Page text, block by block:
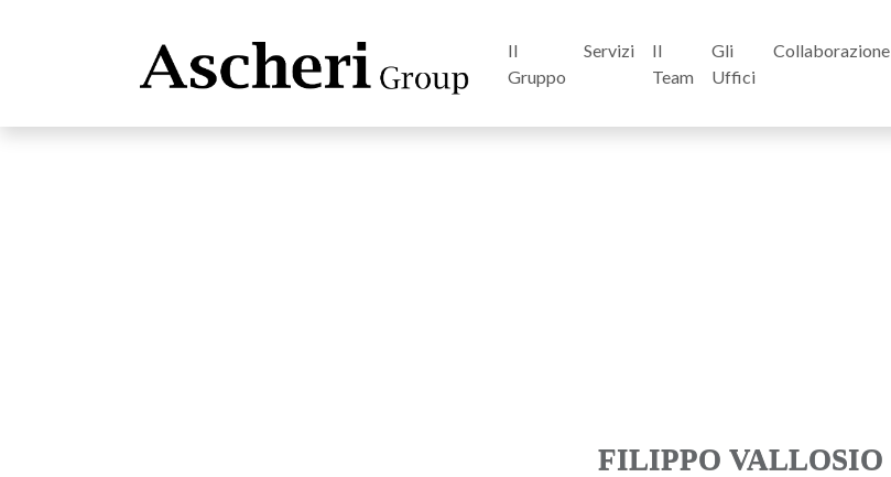
Il
Gruppo
Servizi
Il
Team
Gli
Uffici
Collaborazione
FILIPPO VALLOSIO